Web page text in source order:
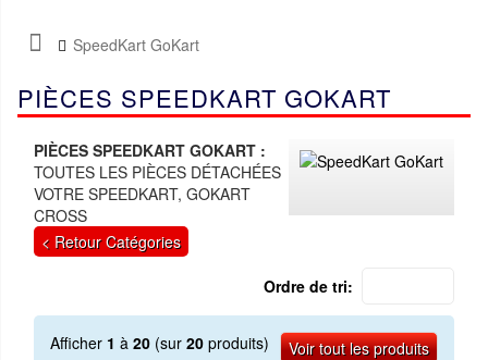
SpeedKart GoKart
PIÈCES SPEEDKART GOKART
PIÈCES SPEEDKART GOKART :
TOUTES LES PIÈCES DÉTACHÉES
VOTRE SPEEDKART, GOKART
CROSS
< Retour Catégories
Ordre de tri:
Afficher 1 à 20 (sur 20 produits) Voir tout les produits